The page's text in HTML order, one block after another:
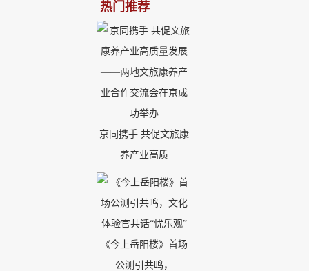
热门推荐
京同携手 共促文旅康
养产业高质
《今上岳阳楼》首场
公测引共鸣，